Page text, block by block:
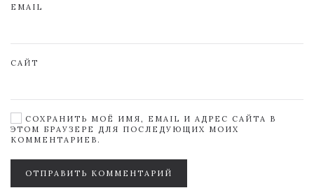
EMAIL
САЙТ
СОХРАНИТЬ МОЁ ИМЯ, EMAIL И АДРЕС САЙТА В
ЭТОМ БРАУЗЕРЕ ДЛЯ ПОСЛЕДУЮЩИХ МОИХ
КОММЕНТАРИЕВ.
ОТПРАВИТЬ КОММЕНТАРИЙ